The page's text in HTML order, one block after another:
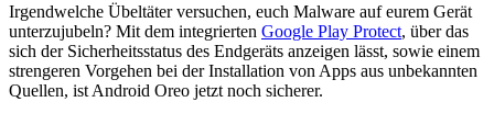
Irgendwelche Übeltäter versuchen, euch Malware auf eurem Gerät
unterzujubeln? Mit dem integrierten Google Play Protect, über das
sich der Sicherheitsstatus des Endgeräts anzeigen lässt, sowie einem
strengeren Vorgehen bei der Installation von Apps aus unbekannten
Quellen, ist Android Oreo jetzt noch sicherer.